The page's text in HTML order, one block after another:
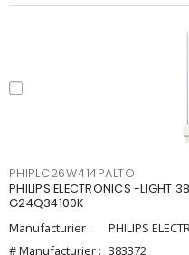
PHIPLC26W414PALTO
PHILIPS ELECTRONICS -LIGHT
G24Q34100K
Manufacturier :
PHILIPS
# Manufacturier : 383372